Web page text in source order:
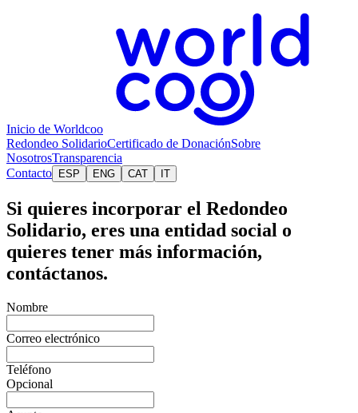
Inicio de Worldcoo
Redondeo SolidarioCertificado de DonaciónSobre
NosotrosTransparencia
Contacto
ESP ENG CAT IT
Si quieres incorporar el Redondeo
Solidario, eres una entidad social o
quieres tener más información,
contáctanos.
Nombre
Correo electrónico
Teléfono
Opcional